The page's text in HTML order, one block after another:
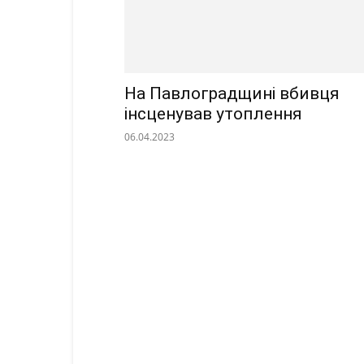
На Павлоградщині вбивця
інсценував утоплення
06.04.2023